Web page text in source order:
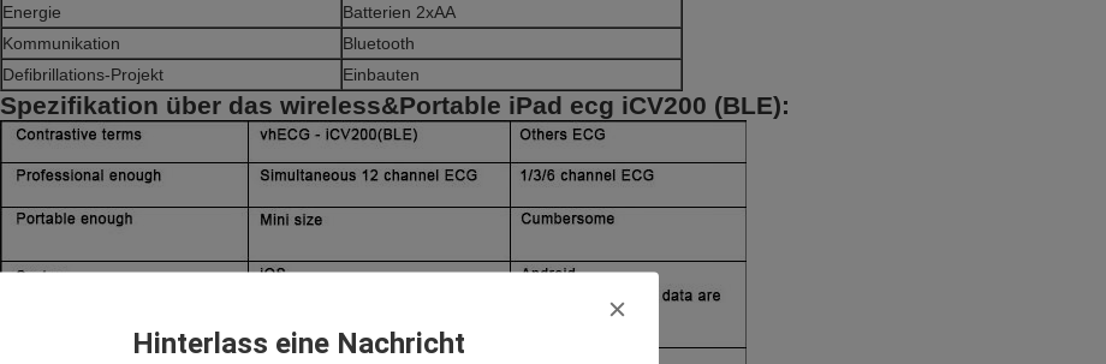
Hinterlass eine Nachricht
Energie
Batterien 2xAA
Kommunikation
Bluetooth
Defibrillations-Projekt
Einbauten
Spezifikation über das wireless&Portable iPad ecg iCV200 (BLE):